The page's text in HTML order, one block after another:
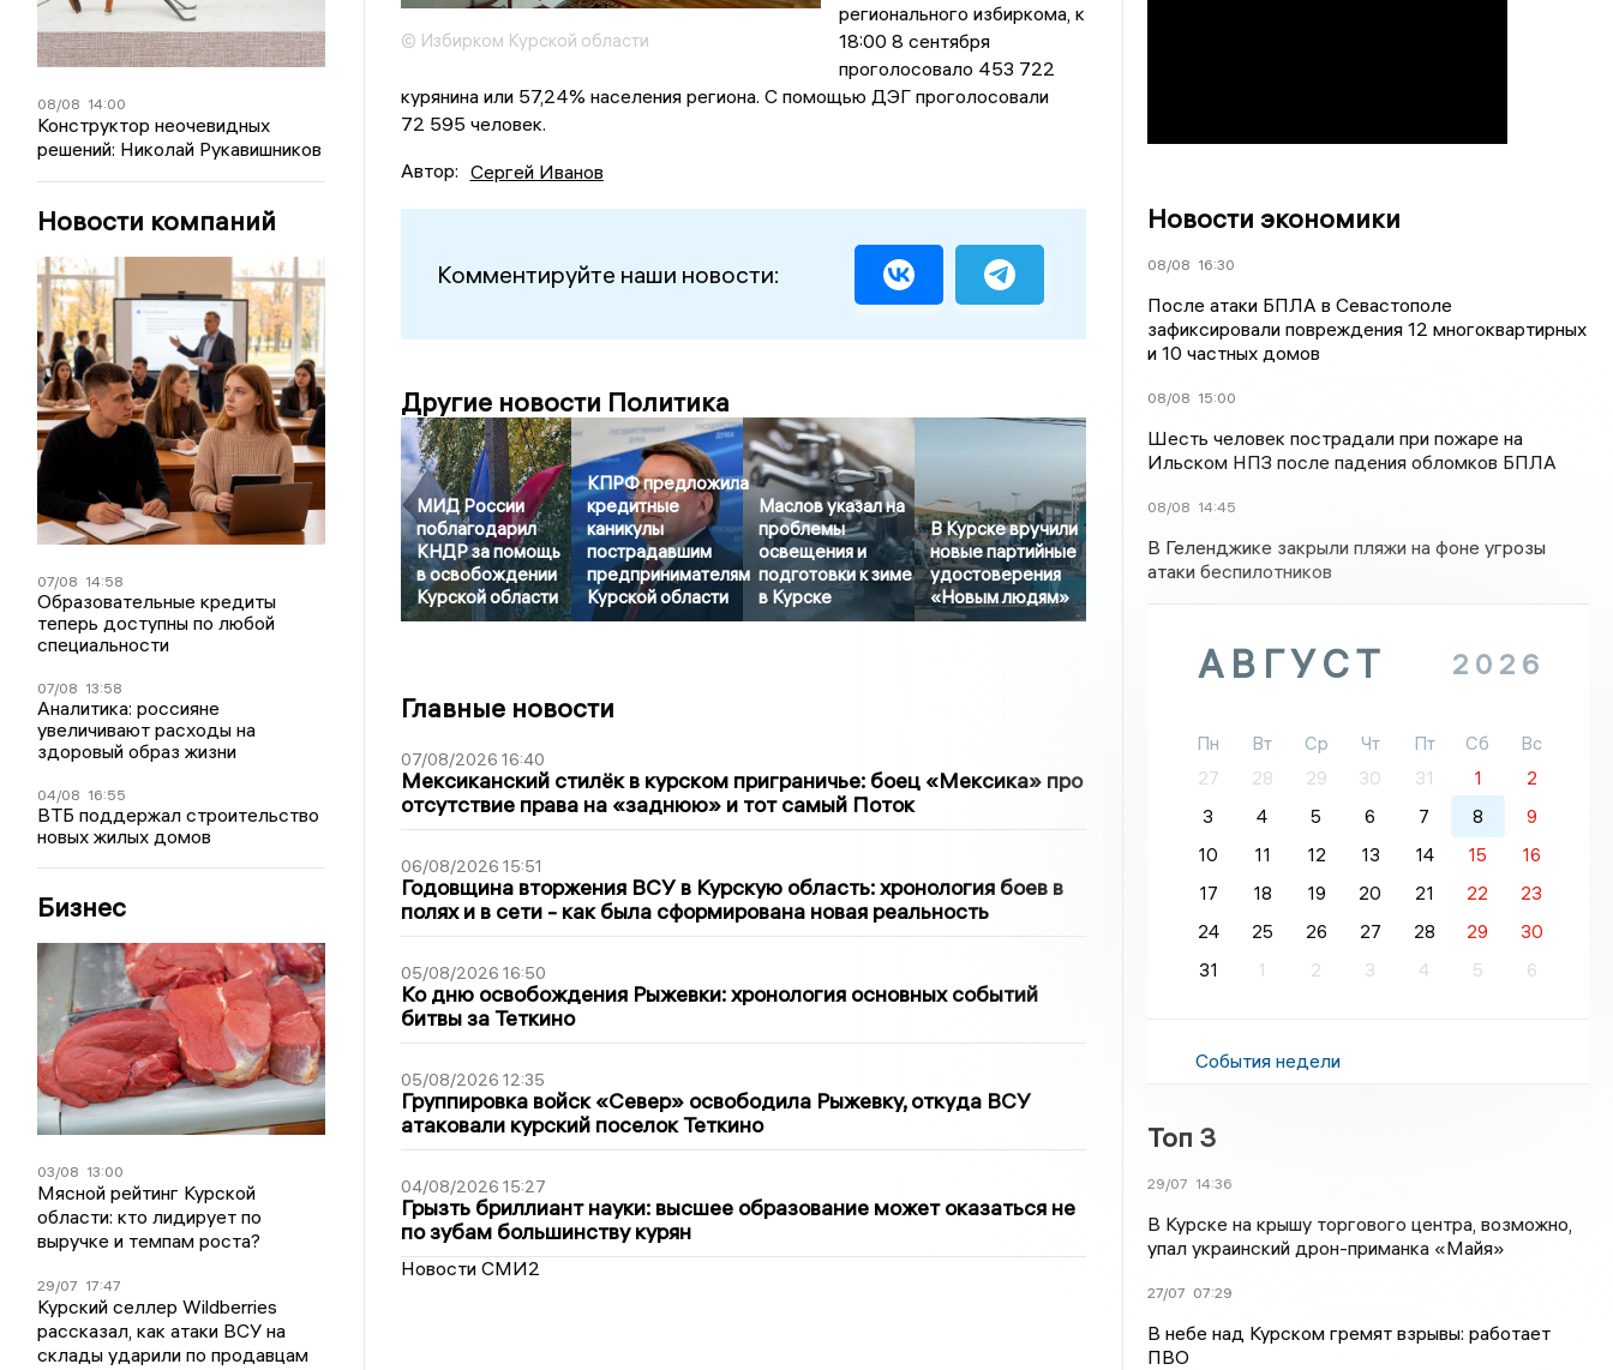
08/08 14:00
Конструктор неочевидных
решений: Николай Рукавишников
Новости компаний
07/08 14:58
Образовательные кредиты
теперь доступны по любой
специальности
07/08 13:58
Аналитика: россияне
увеличивают расходы на
здоровый образ жизни
04/08 16:55
ВТБ поддержал строительство
новых жилых домов
Бизнес
03/08 13:00
Мясной рейтинг Курской
области: кто лидирует по
выручке и темпам роста?
29/07 17:47
Курский селлер Wildberries
рассказал, как атаки ВСУ на
склады ударили по продавцам
© Избирком Курской области
регионального избиркома, к
18:00 8 сентября
проголосовало 453 722
курянина или 57,24% населения региона. С помощью ДЭГ проголосовали
72 595 человек.
Автор: Сергей Иванов
Комментируйте наши новости:
Другие новости Политика
МИД России
поблагодарил
КНДР за помощь
в освобождении
Курской области
КПРФ предложила
кредитные
каникулы
пострадавшим
предпринимателям
Курской области
Маслов указал на
проблемы
освещения и
подготовки к зиме
в Курске
В Курске вручили
новые партийные
удостоверения
«Новым людям»
Главные новости
07/08/2026 16:40
Мексиканский стилёк в курском приграничье: боец «Мексика» про
отсутствие права на «заднюю» и тот самый Поток
06/08/2026 15:51
Годовщина вторжения ВСУ в Курскую область: хронология боев в
полях и в сети - как была сформирована новая реальность
05/08/2026 16:50
Ко дню освобождения Рыжевки: хронология основных событий
битвы за Теткино
05/08/2026 12:35
Группировка войск «Север» освободила Рыжевку, откуда ВСУ
атаковали курский поселок Теткино
04/08/2026 15:27
Грызть бриллиант науки: высшее образование может оказаться не
по зубам большинству курян
Новости СМИ2
Новости экономики
08/08 16:30
После атаки БПЛА в Севастополе
зафиксировали повреждения 12 многоквартирных
и 10 частных домов
08/08 15:00
Шесть человек пострадали при пожаре на
Ильском НПЗ после падения обломков БПЛА
08/08 14:45
В Геленджике закрыли пляжи на фоне угрозы
атаки беспилотников
АВГУСТ 2026
Пн Вт Ср Чт Пт Сб
Вс
27
28 29 30 31 1
2
3
4 5 6 7 8
9
10
11 12 13 14 15
16
17
18 19 20 21 22
23
24
25 26 27 28 29
30
31
1 2 3 4 5 6
События недели
Топ 3
29/07 14:36
В Курске на крышу торгового центра, возможно,
упал украинский дрон-приманка «Майя»
27/07 07:29
В небе над Курском гремят взрывы: работает
ПВО